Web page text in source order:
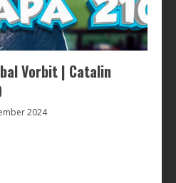
Vorbit | Catalin
2024